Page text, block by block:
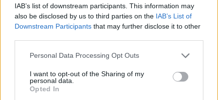
IAB’s list of downstream participants. This information may
also be disclosed by us to third parties on the IAB’s List of
Downstream Participants that may further disclose it to other
Please note that this website/app uses one or more Google
not limited to your visit or usage behaviour. You may click to
grant or deny consent to Google and its third-party tags to
use your data for below specified purposes in below Google
Personal Data Processing Opt Outs
I want to opt-out of the Sharing of my
personal data.
Opted In
πηγή φωτογραφίας Instagram
«Τα κύματα δεν ρωτάνε αν είμαι έτοιμη», έγραψε
(στα αγγλικά) η πανέμορφη ηθοποιός στη